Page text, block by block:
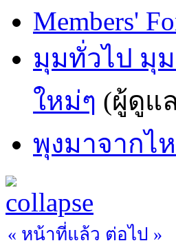
Members'
มุมทั่วไป มุ
ใหม่ๆ (ผู้ดูแ
พุงมาจากไ
« หน้าที่แล้ว ต่อไป »